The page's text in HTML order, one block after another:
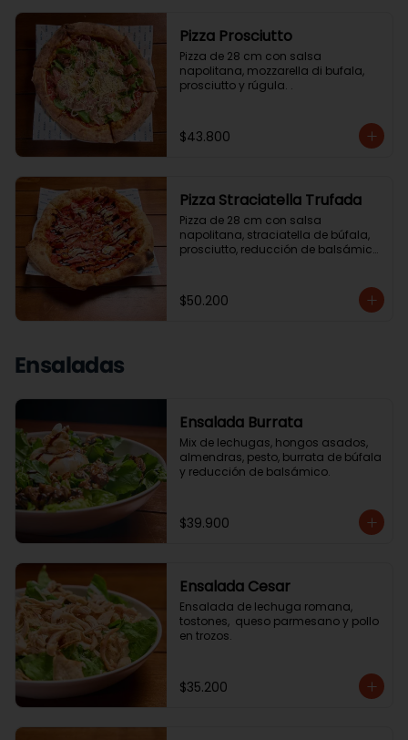
Pizza Prosciutto
Pizza de 28 cm con salsa
napolitana, mozzarella di bufala,
prosciutto y rúgula. .
$43.800
Pizza Straciatella Trufada
Pizza de 28 cm con salsa
napolitana, straciatella de búfala,
prosciutto, reducción de balsámico,
$50.200
Ensaladas
Ensalada Burrata
Mix de lechugas, hongos asados,
almendras, pesto, burrata de búfala
y reducción de balsámico.
$39.900
Ensalada Cesar
Ensalada de lechuga romana,
tostones,  queso parmesano y pollo
en trozos.
$35.200